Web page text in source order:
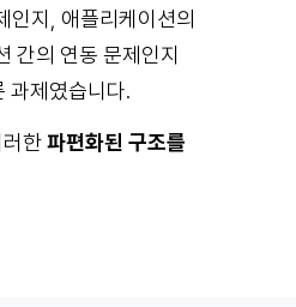
인지, 애플리케이션의
간의 연동 문제인지
과제였습니다.
한파편화된 구조를